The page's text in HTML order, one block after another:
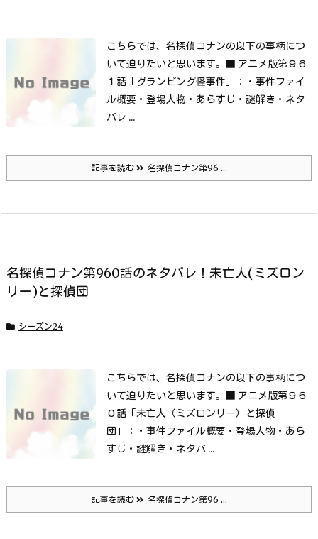
こちらでは、名探偵コナンの以下の事柄につ
いて迫りたいと思います。 ■ アニメ版第９６
１話「グランピング怪事件」：
・事件ファイ
ル概要 ・登場人物 ・あらすじ ・謎解き ・ネタ
バレ ...
記事を読む 名探偵コナン第96 ...
名探偵コナン第960話のネタバレ！未亡人(ミズロン
リー)と探偵団
シーズン24
こちらでは、名探偵コナンの以下の事柄につ
いて迫りたいと思います。 ■ アニメ版第９６
０話「未亡人（ミズロンリー）と探偵
団」：
・事件ファイル概要 ・登場人物 ・あら
すじ ・謎解き ・ネタバ ...
記事を読む 名探偵コナン第96 ...